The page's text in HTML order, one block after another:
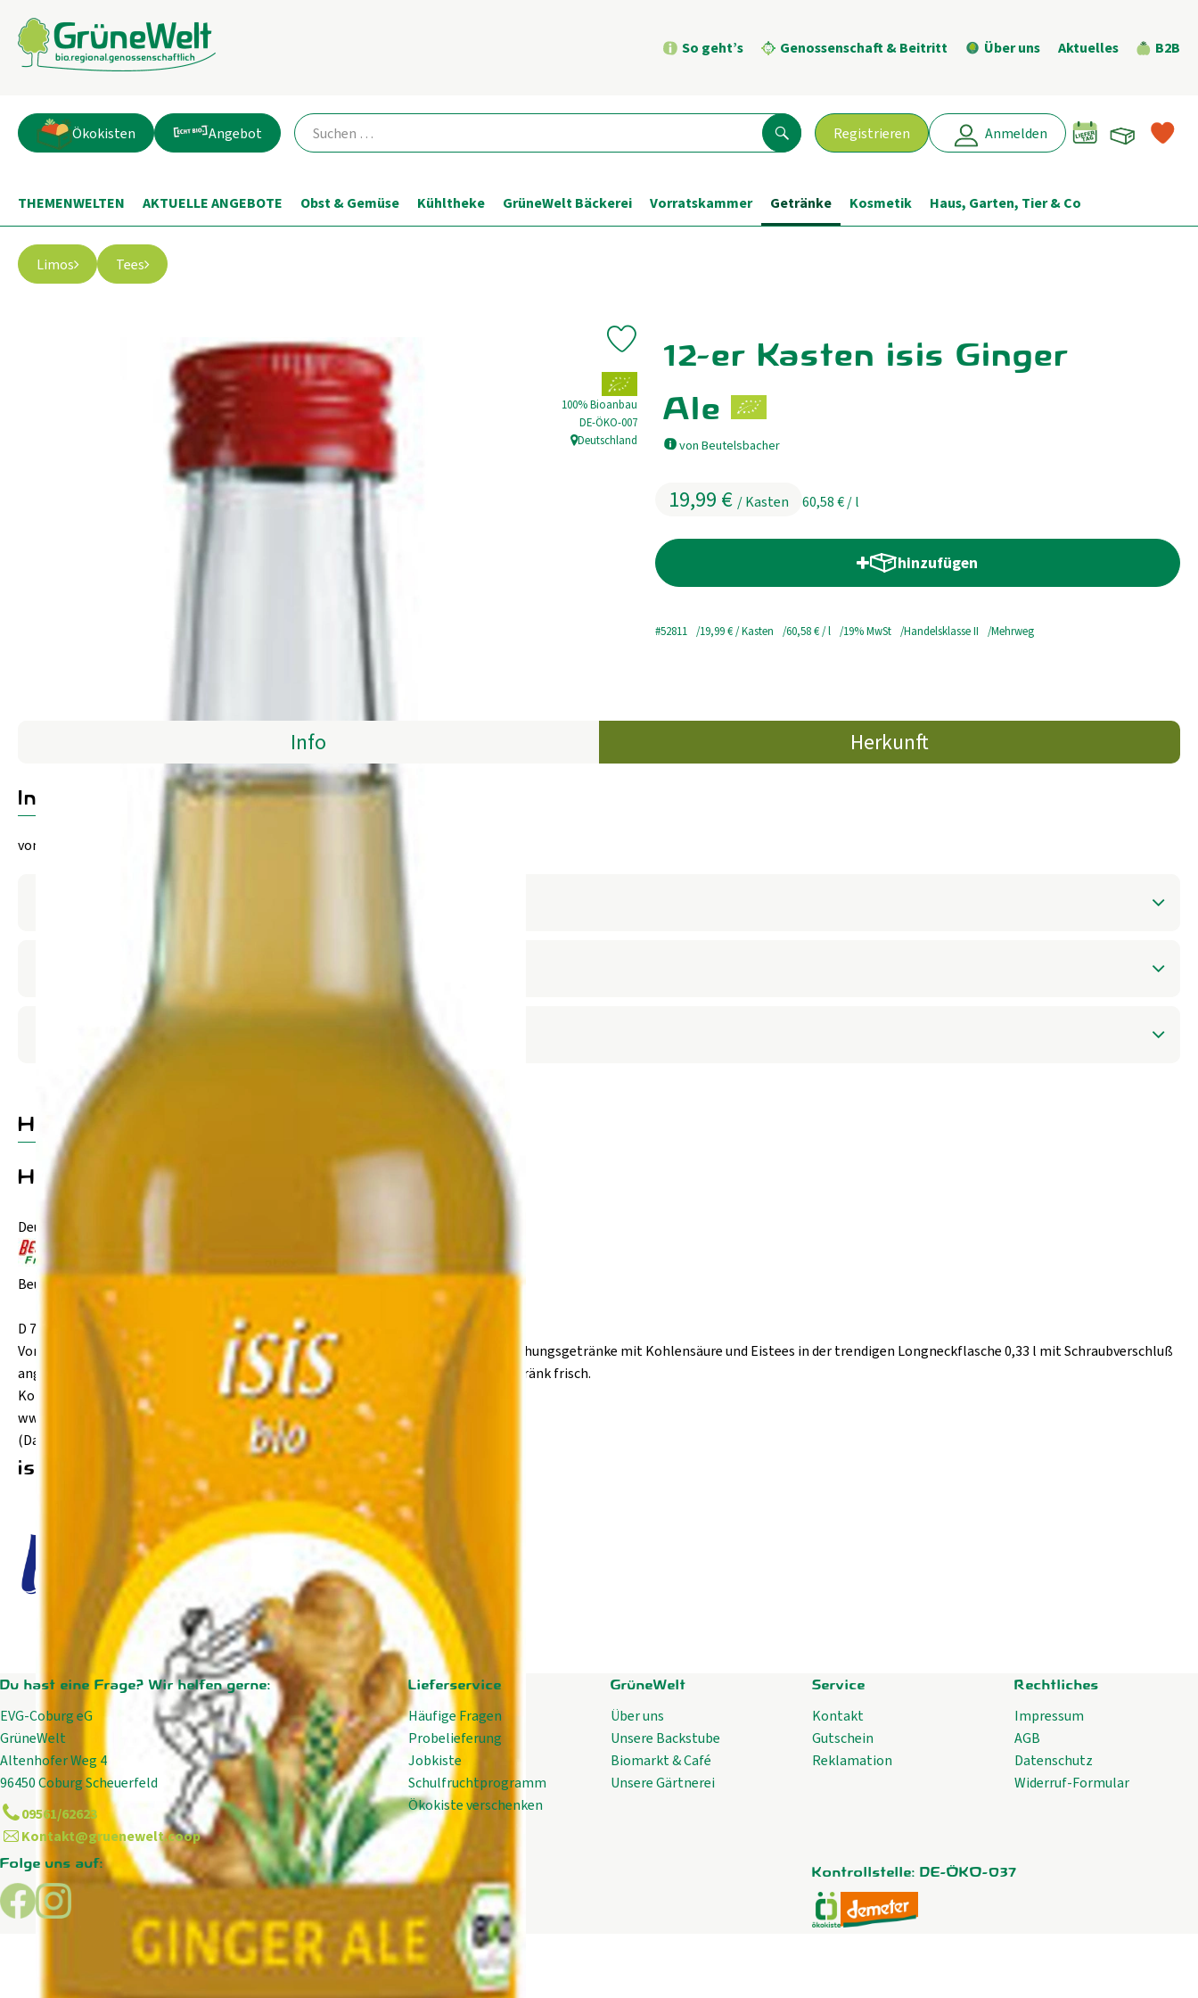
So geht’s Genossenschaft & Beitritt Über uns Aktuelles B2B
Registrieren Anmelden
Suchen
Ökokisten Angebot
THEMENWELTEN AKTUELLE ANGEBOTE Obst & Gemüse Kühltheke GrüneWelt Bäckerei Vorratskammer Getränke Kosmetik Haus, Garten, Tier & Co
Limos Tees
12-er Kasten isis Ginger
Ale
von Beutelsbacher
19,99 € / Kasten 60,58 €/ l
Produkt zu Favouriten hinzufügen
, Verband:
100% Bioanbau
, Kontrollstelle:
DE-ÖKO-007
, Herkunft:
Deutschland
hinzufügen
Produkt zum Warenkorb hinzufügen
#52811 19,99 €/ Kasten 60,58 €/ l 19% MwSt Handelsklasse II Mehrweg
Info Herkunft
Info
von Beutelsbacher
Produktdatenblatt
Herkunft
Hersteller: isis bio
Deutschland
Beutelsbacher Fruchtsaftkelterei GmbH
D 71384 Weinstadt
Von der BEUTELSBCHER Fruchtsaftkelterei werden unter der Marke
isis auch Erfrischungsgetränke mit Kohlensäure und Eistees in der trendigen Longneckflasche 0,33 l mit Schraubverschluß
angeboten. Der wiederverschließbare, recyclefähige Schraubverschluß hält das Getränk frisch.
Kontrollnummer D-BW-KA-007-31100-BC
www.beutelsbacher.de
(Daten von Ecoinform)
isis bio
Du hast eine Frage? Wir helfen gerne:
EVG-Coburg eG
GrüneWelt
Altenhofer Weg 4
96450 Coburg Scheuerfeld
09561/62623
Kontakt@gruenewelt.coop
Folge uns auf:
Externer Link zu https://www.facebook.com/GrueneWelt.coop
Externer Link zu https://www.instagram.com/gruenewelt.coop
Lieferservice
Häufige Fragen
Probelieferung
Jobkiste
Schulfruchtprogramm
Ökokiste verschenken
GrüneWelt
Über uns
Unsere Backstube
Biomarkt & Café
Unsere Gärtnerei
Service
Kontakt
Gutschein
Reklamation
Rechtliches
Impressum
AGB
Datenschutz
Widerruf-Formular
Kontrollstelle: DE-ÖKO-037
Externer Link zu https://www.oekokiste.de/